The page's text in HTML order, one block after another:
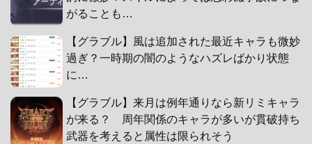
がることも…
【グラブル】風は追加された最近キャラも微妙
過ぎ？一時期の闇のようなハズレばかり状態
に…
【グラブル】来月は例年通りなら新リミキャラ
が来る？ 周年関係のキャラが多いが貫破持ち
武器を考えると属性は限られそう